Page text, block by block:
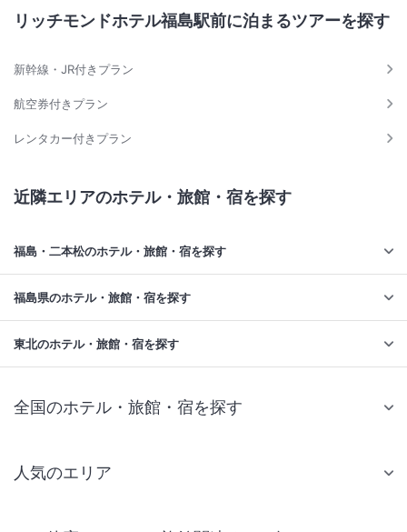
リッチモンドホテル福島駅前に泊まるツアーを探す
新幹線・JR付きプラン
航空券付きプラン
レンタカー付きプラン
近隣エリアのホテル・旅館・宿を探す
福島・二本松のホテル・旅館・宿を探す
福島県のホテル・旅館・宿を探す
東北のホテル・旅館・宿を探す
全国のホテル・旅館・宿を探す
人気のエリア